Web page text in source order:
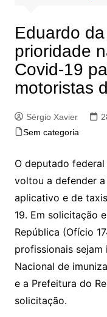
Eduardo
prioridade
Covid-19
motoristas
Sérgio Xavier
Sem categoria
O deputado federal
voltou a defender
aplicativo e de
19. Em solicitação
República (Ofício
profissionais sejam
Nacional de
e a Prefeitura do
solicitação.